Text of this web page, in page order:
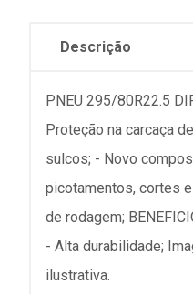
Descrição
PNEU 295/80R22.5
Proteção na carcaça
sulcos; - Novo
picotamentos, cortes
de rodagem;
- Alta durabilidade;
ilustrativa.